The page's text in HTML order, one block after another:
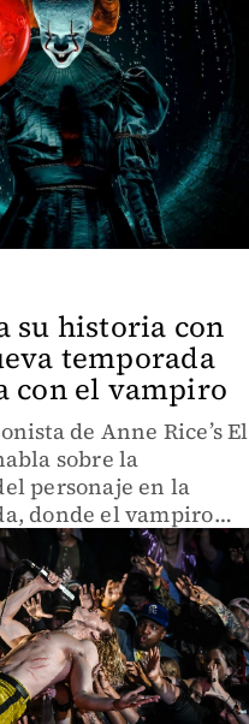
su historia con
temporada
con el vampiro
de Anne Rice’s El
sobre la
personaje en la
donde el vampiro
por otros para
de su propia
la música.